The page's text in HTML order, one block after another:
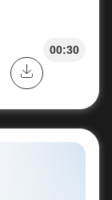
00:30